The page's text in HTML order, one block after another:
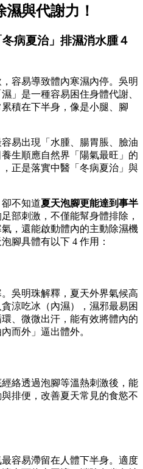
與代謝力！
病夏治」排濕消水腫４
容易導致體內寒濕內停。吳明
」是一種容易困住身體代謝、
積在下半身，像是小腿、腳
易出現「水腫、腸胃脹、臉油
生順應自然界「陽氣最旺」的
正是落實中醫「冬病夏治」與
不知道夏天泡腳更能達到事半
部刺激，不僅能幫身體排除，
，還能啟動體內的主動除濕機
腳具體有以下 4 作用：
吳明珠解釋，夏天外界氣候高
涼吃冰（內濕），濕邪最易困
、微微出汗，能有效將體內的
而外」逼出體外。
絡透過泡腳等溫熱刺激後，能
排便，改善夏天常見的食慾不
容易滯留在人體下半身。適度